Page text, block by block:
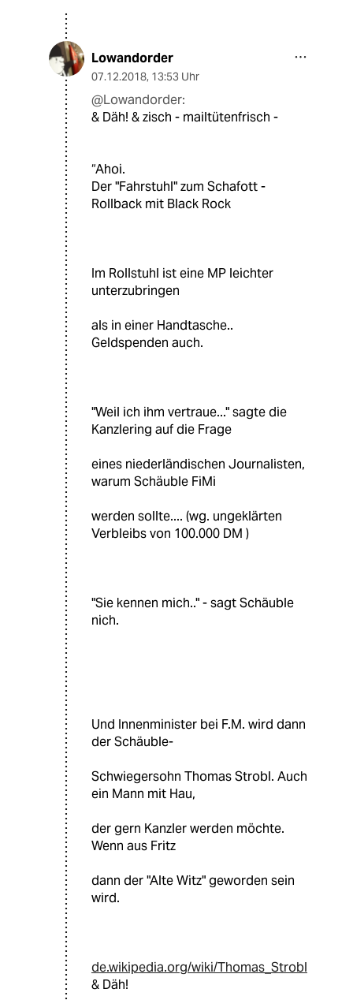
Lowandorder
07.12.2018, 13:53 Uhr
@Lowandorder:
& Däh! & zisch - mailtütenfrisch -
“Ahoi.
Der "Fahrstuhl" zum Schafott -
Rollback mit Black Rock
Im Rollstuhl ist eine MP leichter
unterzubringen
als in einer Handtasche..
Geldspenden auch.
"Weil ich ihm vertraue..." sagte die
Kanzlering auf die Frage
eines niederländischen Journalisten,
warum Schäuble FiMi
werden sollte.... (wg. ungeklärten
Verbleibs von 100.000 DM )
"Sie kennen mich.." - sagt Schäuble
nich.
Und Innenminister bei F.M. wird dann
der Schäuble-
Schwiegersohn Thomas Strobl. Auch
ein Mann mit Hau,
der gern Kanzler werden möchte.
Wenn aus Fritz
dann der "Alte Witz" geworden sein
wird.
de.wikipedia.org/wiki/Thomas_Strobl
& Däh!